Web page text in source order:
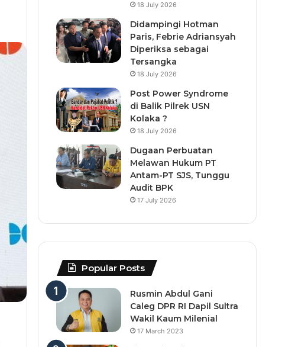
18 July 2026
Didampingi Hotman
Paris, Febrie Adriansyah
Diperiksa sebagai
Tersangka
18 July 2026
Post Power Syndrome
di Balik Pilrek USN
Kolaka ?
18 July 2026
Dugaan Perbuatan
Melawan Hukum PT
Antam-PT SJS, Tunggu
Audit BPK
17 July 2026
Popular Posts
Rusmin Abdul Gani
Caleg DPR RI Dapil Sultra
Wakil Kaum Milenial
17 March 2023